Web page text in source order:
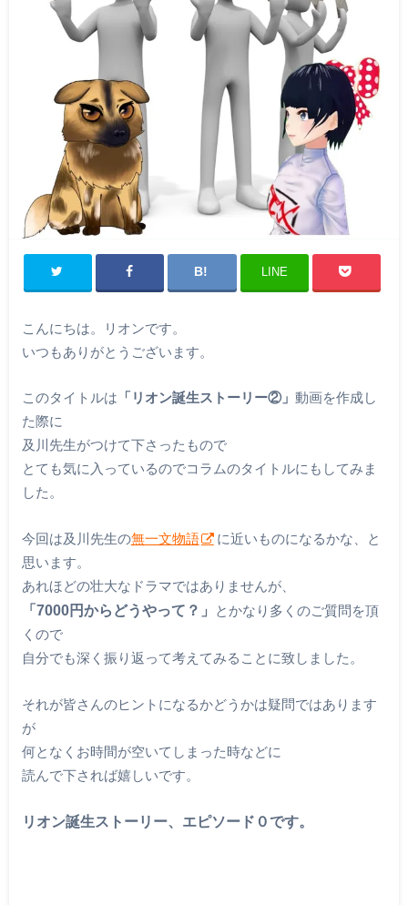
LINE
こんにちは。リオンです。
いつもありがとうございます。
このタイトルは 「リオン誕生ストーリー②」 動画を作成し
た際に
及川先生がつけて下さったもので
とても気に入っているのでコラムのタイトルにもしてみま
した。
今回は及川先生の無一文物語
に近いものになるかな、と
思います。
あれほどの壮大なドラマではありませんが、
「7000円からどうやって？」
とかなり多くのご質問を頂
くので
自分でも深く振り返って考えてみることに致しました。
それが皆さんのヒントになるかどうかは疑問ではあります
が
何となくお時間が空いてしまった時などに
読んで下されば嬉しいです。
リオン誕生ストーリー、エピソード０です。